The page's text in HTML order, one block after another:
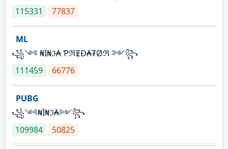
115331
77837
ML
꧁༺ ₦Ї₦ℑ₳ ƤℜɆĐ₳₮Øℜ ༻꧂
111459
66776
PUBG
꧁༺₦Ї₦ℑ₳༻꧂
109984
50825